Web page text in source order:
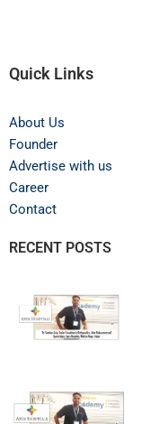
Quick Links
About Us
Founder
Advertise with us
Career
Contact
RECENT POSTS